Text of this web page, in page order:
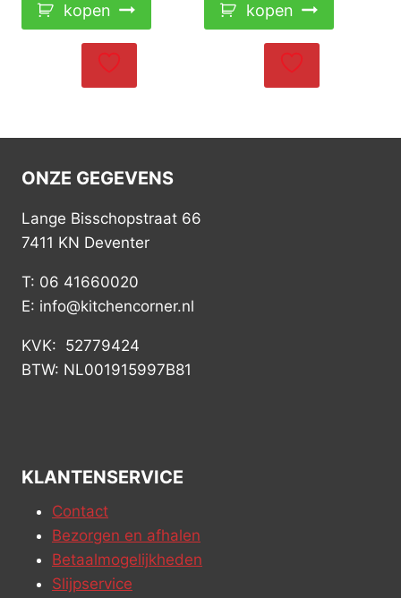
kopen kopen
ONZE GEGEVENS
Lange Bisschopstraat 66
7411 KN Deventer
T: 06 41660020
E: info@kitchencorner.nl
KVK: 52779424
BTW: NL001915997B81
KLANTENSERVICE
Contact
Bezorgen en afhalen
Betaalmogelijkheden
Slijpservice